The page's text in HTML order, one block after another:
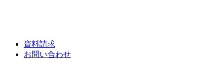
資料請求
お問い合わせ